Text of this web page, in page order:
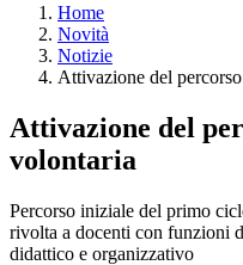
Home
Novità
Notizie
Attivazione del
Attivazione del
volontaria
Percorso iniziale del primo
rivolta a docenti con funzioni
didattico e organizzativo